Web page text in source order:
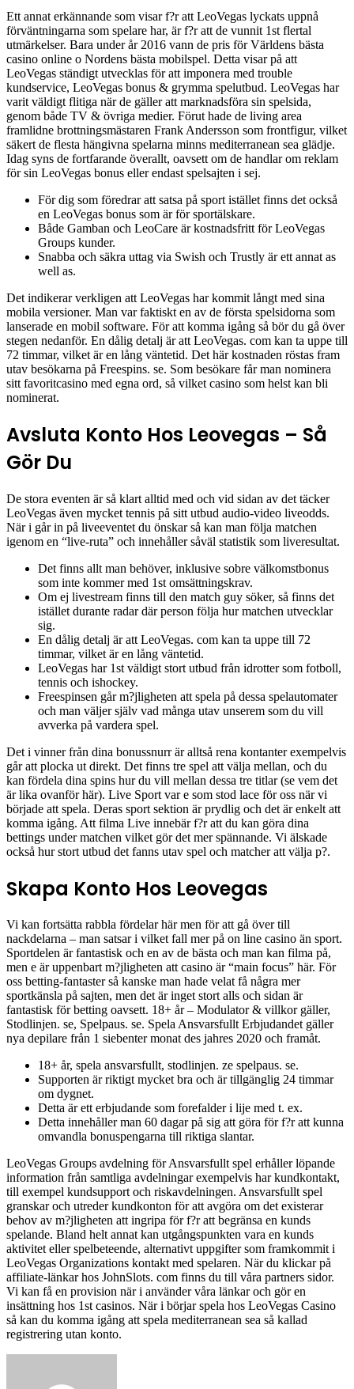
Ett annat erkännande som visar f?r att LeoVegas lyckats uppnå
förväntningarna som spelare har, är f?r att de vunnit 1st flertal
utmärkelser. Bara under år 2016 vann de pris för Världens bästa
casino online o Nordens bästa mobilspel. Detta visar på att
LeoVegas ständigt utvecklas för att imponera med trouble
kundservice, LeoVegas bonus & grymma spelutbud. LeoVegas har
varit väldigt flitiga när de gäller att marknadsföra sin spelsida,
genom både TV & övriga medier. Förut hade de living area
framlidne brottningsmästaren Frank Andersson som frontfigur, vilket
säkert de flesta hängivna spelarna minns mediterranean sea glädje.
Idag syns de fortfarande överallt, oavsett om de handlar om reklam
för sin LeoVegas bonus eller endast spelsajten i sej.
För dig som föredrar att satsa på sport istället finns det också
en LeoVegas bonus som är för sportälskare.
Både Gamban och LeoCare är kostnadsfritt för LeoVegas
Groups kunder.
Snabba och säkra uttag via Swish och Trustly är ett annat as
well as.
Det indikerar verkligen att LeoVegas har kommit långt med sina
mobila versioner. Man var faktiskt en av de första spelsidorna som
lanserade en mobil software. För att komma igång så bör du gå över
stegen nedanför. En dålig detalj är att LeoVegas. com kan ta uppe till
72 timmar, vilket är en lång väntetid. Det här kostnaden röstas fram
utav besökarna på Freespins. se. Som besökare får man nominera
sitt favoritcasino med egna ord, så vilket casino som helst kan bli
nominerat.
Avsluta Konto Hos Leovegas – Så
Gör Du
De stora eventen är så klart alltid med och vid sidan av det täcker
LeoVegas även mycket tennis på sitt utbud audio-video liveodds.
När i går in på liveeventet du önskar så kan man följa matchen
igenom en “live-ruta” och innehåller såväl statistik som liveresultat.
Det finns allt man behöver, inklusive sobre välkomstbonus
som inte kommer med 1st omsättningskrav.
Om ej livestream finns till den match guy söker, så finns det
istället durante radar där person följa hur matchen utvecklar
sig.
En dålig detalj är att LeoVegas. com kan ta uppe till 72
timmar, vilket är en lång väntetid.
LeoVegas har 1st väldigt stort utbud från idrotter som fotboll,
tennis och ishockey.
Freespinsen går m?jligheten att spela på dessa spelautomater
och man väljer själv vad många utav unserem som du vill
avverka på vardera spel.
Det i vinner från dina bonussnurr är alltså rena kontanter exempelvis
går att plocka ut direkt. Det finns tre spel att välja mellan, och du
kan fördela dina spins hur du vill mellan dessa tre titlar (se vem det
är lika ovanför här). Live Sport var e som stod lace för oss när vi
började att spela. Deras sport sektion är prydlig och det är enkelt att
komma igång. Att filma Live innebär f?r att du kan göra dina
bettings under matchen vilket gör det mer spännande. Vi älskade
också hur stort utbud det fanns utav spel och matcher att välja p?.
Skapa Konto Hos Leovegas
Vi kan fortsätta rabbla fördelar här men för att gå över till
nackdelarna – man satsar i vilket fall mer på on line casino än sport.
Sportdelen är fantastisk och en av de bästa och man kan filma på,
men e är uppenbart m?jligheten att casino är “main focus” här. För
oss betting-fantaster så kanske man hade velat få några mer
sportkänsla på sajten, men det är inget stort alls och sidan är
fantastisk för betting oavsett. 18+ år – Modulator & villkor gäller,
Stodlinjen. se, Spelpaus. se. Spela Ansvarsfullt Erbjudandet gäller
nya depilare från 1 siebenter monat des jahres 2020 och framåt.
18+ år, spela ansvarsfullt, stodlinjen. ze spelpaus. se.
Supporten är riktigt mycket bra och är tillgänglig 24 timmar
om dygnet.
Detta är ett erbjudande som forefalder i lije med t. ex.
Detta innehåller man 60 dagar på sig att göra för f?r att kunna
omvandla bonuspengarna till riktiga slantar.
LeoVegas Groups avdelning för Ansvarsfullt spel erhåller löpande
information från samtliga avdelningar exempelvis har kundkontakt,
till exempel kundsupport och riskavdelningen. Ansvarsfullt spel
granskar och utreder kundkonton för att avgöra om det existerar
behov av m?jligheten att ingripa för f?r att begränsa en kunds
spelande. Bland helt annat kan utgångspunkten vara en kunds
aktivitet eller spelbeteende, alternativt uppgifter som framkommit i
LeoVegas Organizations kontakt med spelaren. När du klickar på
affiliate-länkar hos JohnSlots. com finns du till våra partners sidor.
Vi kan få en provision när i använder våra länkar och gör en
insättning hos 1st casinos. När i börjar spela hos LeoVegas Casino
så kan du komma igång att spela mediterranean sea så kallad
registrering utan konto.